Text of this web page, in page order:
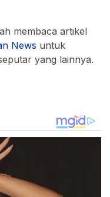
membaca artikel
News untuk
yang lainnya.